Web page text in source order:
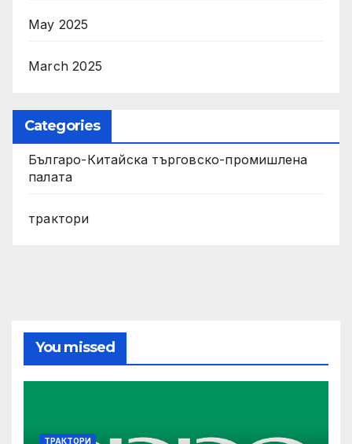
May 2025
March 2025
Categories
Българо-Китайска търговско-промишлена
палата
трактори
You missed
ТРАКТОРИ